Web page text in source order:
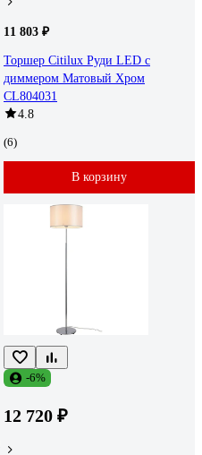
11 803 ₽
Торшер Citilux Руди LED с
диммером Матовый Хром
CL804031
4.8
(6)
В корзину
-6%
12 720 ₽